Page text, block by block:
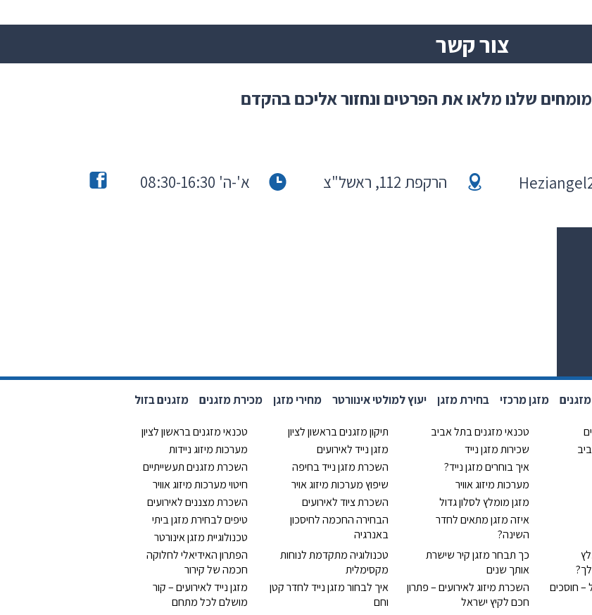
הרקפת 112, ראשל"צ א'-ה' 08:30-16:30
צור קשר
שלנו מלאו את הפרטים ונחזור אליכם בהקדם
מזגן מרכזי בחירת מזגן יעוץ למולטי אינוורטר מחירי מזגן מכירת מזגנים מזגנים בזול
טכנאי מזגנים בתל אביב תיקון מזגנים בראשון לציון
טכנאי מזגנים בראשון לציון
שכירות מזגן נייד מזגן נייד לאירועים
מערכות מיזוג ניידות
איך בוחרים מזגן נייד? השכרת מזגן נייד בחיפה
השכרת מזגנים תעשייתיים
מערכות מיזוג אוויר שיפוץ מערכות מיזוג אויר
חיטוי מערכות מיזוג אוויר
מזגן מומלץ לסלון גדול השכרת ציוד לאירועים
השכרת מצננים לאירועים
איזה מזגן מתאים לחדר
השינה?
הבחירה החכמה לחיסכון
באנרגיה
טיפים לבחירת מזגן ביתי
טכנולוגיית מזגן אינורטר
כך תבחר מזגן קיר שישרת
אותך שנים
טכנולוגיה מתקדמת לנוחות
מקסימלית
הפתרון האידיאלי לחלוקה
חכמה של קירור
– חוסכים
השכרת מיזוג לאירועים – פתרון
חכם לקיץ ישראל
איך לבחור מזגן נייד לחדר קטן
וחם
מזגן נייד לאירועים – קור
מושלם לכל מתחם